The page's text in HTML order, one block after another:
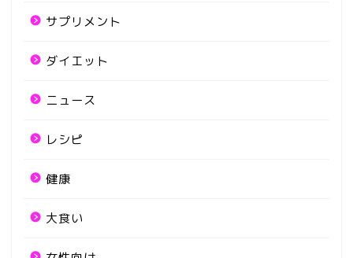
サプリメント
ダイエット
ニュース
レシピ
健康
大食い